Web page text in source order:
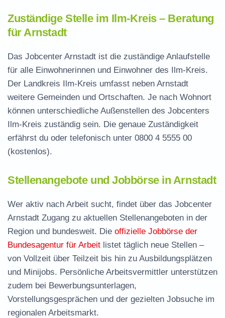
Zuständige Stelle im Ilm-Kreis – Beratung
für Arnstadt
Das Jobcenter Arnstadt ist die zuständige Anlaufstelle
für alle Einwohnerinnen und Einwohner des Ilm-Kreis.
Der Landkreis Ilm-Kreis umfasst neben Arnstadt
weitere Gemeinden und Ortschaften. Je nach Wohnort
können unterschiedliche Außenstellen des Jobcenters
Ilm-Kreis zuständig sein. Die genaue Zuständigkeit
erfährst du oder telefonisch unter 0800 4 5555 00
(kostenlos).
Stellenangebote und Jobbörse in Arnstadt
Wer aktiv nach Arbeit sucht, findet über das Jobcenter
Arnstadt Zugang zu aktuellen Stellenangeboten in der
Region und bundesweit. Die offizielle Jobbörse der
Bundesagentur für Arbeit listet täglich neue Stellen –
von Vollzeit über Teilzeit bis hin zu Ausbildungsplätzen
und Minijobs. Persönliche Arbeitsvermittler unterstützen
zudem bei Bewerbungsunterlagen,
Vorstellungsgesprächen und der gezielten Jobsuche im
regionalen Arbeitsmarkt.